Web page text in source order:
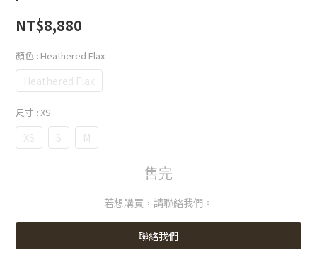
NT$8,880
顏色 : Heathered Flax
Heathered Flax
尺寸 : XS
XS S M
售完
若想購買，請聯絡我們。
聯絡我們